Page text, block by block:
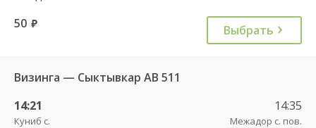
50 руб. Выбрать
Визинга — Сыктывкар АВ 511
14:21
Куниб с.
14:35
Межадор с. пов.